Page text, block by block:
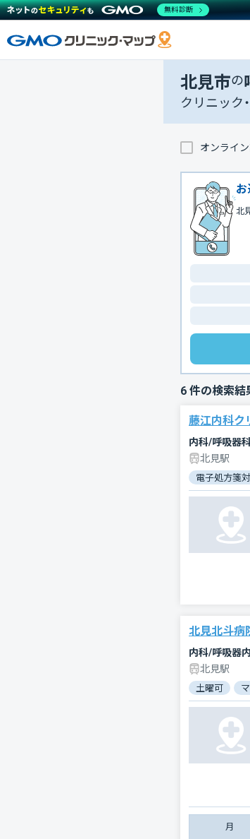
北見市の
クリニック
オンライ
お
北
6 件の検索結
藤江内科ク
内科/呼吸器
北見駅
電子処方箋
北見北斗病
内科/呼吸器
北見駅
土曜可
月
無料診断